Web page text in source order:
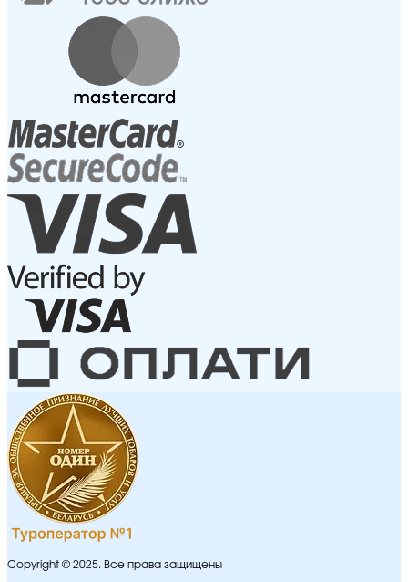
Copyright © 2025. Все права защищены